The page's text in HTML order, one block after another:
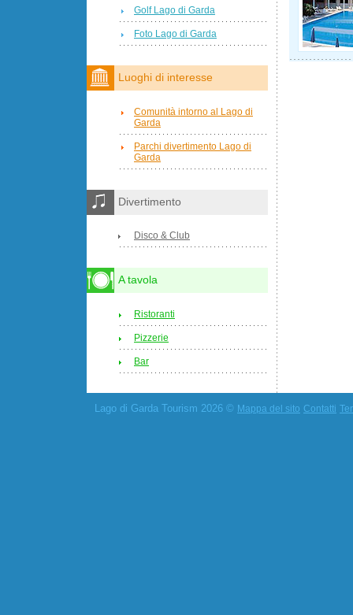
Golf Lago di Garda
Foto Lago di Garda
Luoghi di interesse
Comunità intorno al Lago di
Garda
Parchi divertimento Lago di
Garda
Divertimento
Disco & Club
A tavola
Ristoranti
Pizzerie
Bar
Lago di Garda Tourism 2026 © Mappa del sito Contatti